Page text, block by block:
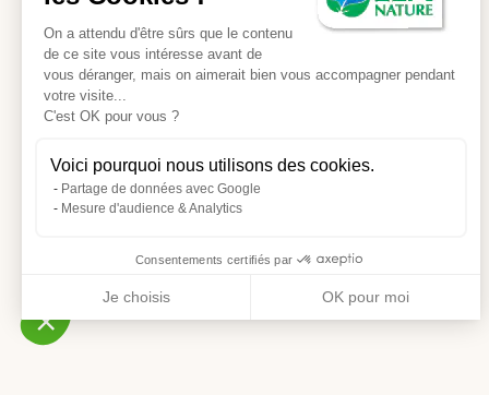
On a attendu d'être sûrs que le contenu
de ce site vous intéresse avant de
vous déranger, mais on aimerait bien vous accompagner pendant
votre visite...
C'est OK pour vous ?
Voici pourquoi nous utilisons des cookies.
Partage de données avec Google
Mesure d'audience & Analytics
Consentements certifiés par
Je choisis OK pour moi
Axeptio consent
Plateforme de Gestion du Consentement : Personnalisez